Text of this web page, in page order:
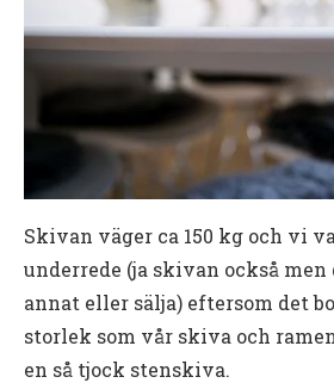
Skivan väger ca 150 kg och vi
underrede (ja skivan också
annat eller sälja) eftersom det
storlek som vår skiva och
en så tjock stenskiva.